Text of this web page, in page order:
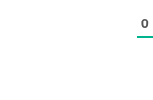
0